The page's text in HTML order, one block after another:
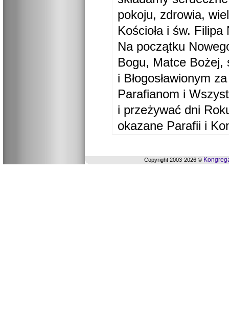
pokoju, zdrowia,
Kościoła i św. Filipa
Na początku
Bogu, Matce Bożej,
i Błogosławionym
Parafianom i
i przeżywać dni
okazane Parafii i
Copyright 2003-2026 ©